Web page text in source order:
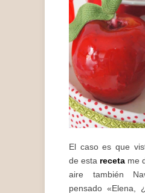
El caso es que
de esta receta me
aire también
pensado «Elena,